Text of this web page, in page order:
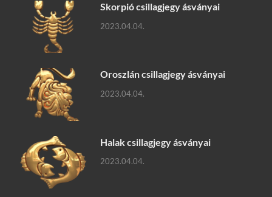
Skorpió csillagjegy ásványai
2023.04.04.
Oroszlán csillagjegy ásványai
2023.04.04.
Halak csillagjegy ásványai
2023.04.04.